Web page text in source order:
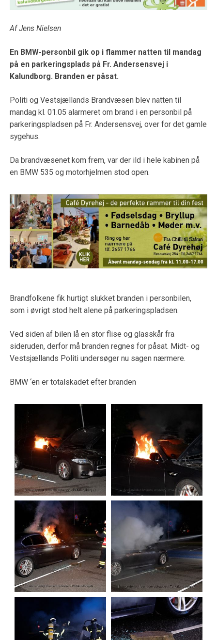
Af Jens Nielsen
En BMW-personbil gik op i flammer natten til mandag
på en parkeringsplads på Fr. Andersensvej i
Kalundborg. Branden er påsat.
Politi og Vestsjællands Brandvæsen blev natten til
mandag kl. 01.05 alarmeret om brand i en personbil på
parkeringspladsen på Fr. Andersensvej, over for det gamle
sygehus.
Da brandvæsenet kom frem, var der ild i hele kabinen på
en BMW 535 og motorhjelmen stod open.
Brandfolkene fik hurtigt slukket branden i personbilen,
som i øvrigt stod helt alene på parkeringspladsen.
Ved siden af bilen lå en stor flise og glasskår fra
sideruden, derfor må branden regnes for påsat. Midt- og
Vestsjællands Politi undersøger nu sagen nærmere.
BMW ‘en er totalskadet efter branden